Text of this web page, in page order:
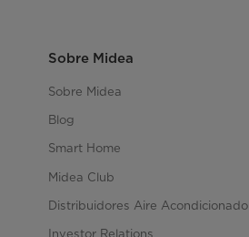
Sobre Midea
Sobre Midea
Blog
Smart Home
Midea Club
Distribuidores Aire Acondicionado
Investor Relations